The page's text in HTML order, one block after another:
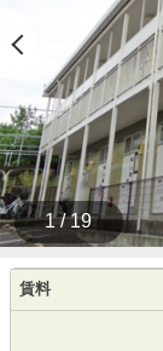
1 / 19
賃料